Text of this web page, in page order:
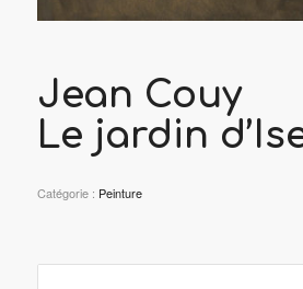
Jean Couy
Le jardin
Catégorie : Peinture